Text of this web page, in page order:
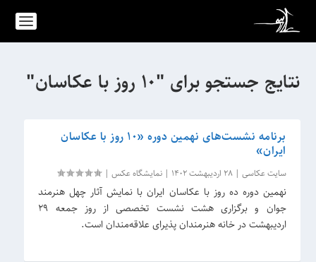
نتایج جستجو برای "10 روز با عکاسان"
برنامه نشست‌های نهمین دوره «۱۰ روز با عکاسان
ایران»
سایت عکاسی |28 اردیبهشت 1402 |نمایشگاه عکس |
نهمین دوره ده روز با عکاسان ایران با نمایش آثار چهل هنرمند
جوان و برگزاری هشت نشست تخصصی از روز جمعه ۲۹
اردیبهشت در خانه هنرمندان پذیرای علاقه‌مندان است.